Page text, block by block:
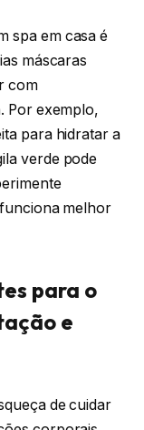
spa em casa é
máscaras
com
Por exemplo,
para hidratar a
verde pode
melhor
para o
e
de cuidar